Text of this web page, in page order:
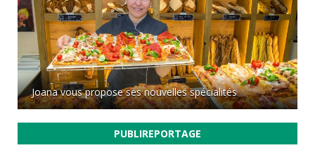
Joana vous propose ses nouvelles spécialités
PUBLIREPORTAGE